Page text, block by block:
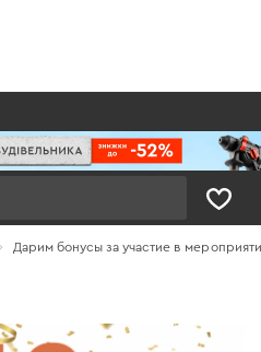
Дарим бонусы за участие в